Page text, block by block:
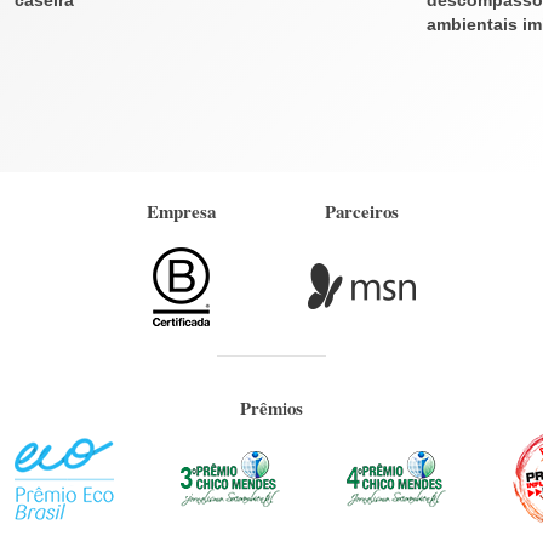
ambientais
Empresa Parceiros
Prêmios